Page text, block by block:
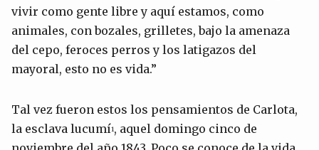
vivir como gente libre y aquí estamos, como
animales, con bozales, grilletes, bajo la amenaza
del cepo, feroces perros y los latigazos del
mayoral, esto no es vida.”
Tal vez fueron estos los pensamientos de Carlota,
la esclava lucumí1, aquel domingo cinco de